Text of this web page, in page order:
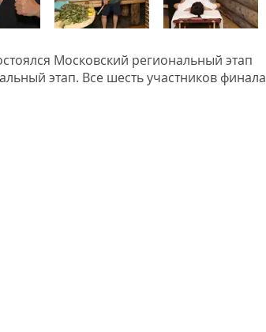
Московский региональный этап
этап. Все шесть участников финала